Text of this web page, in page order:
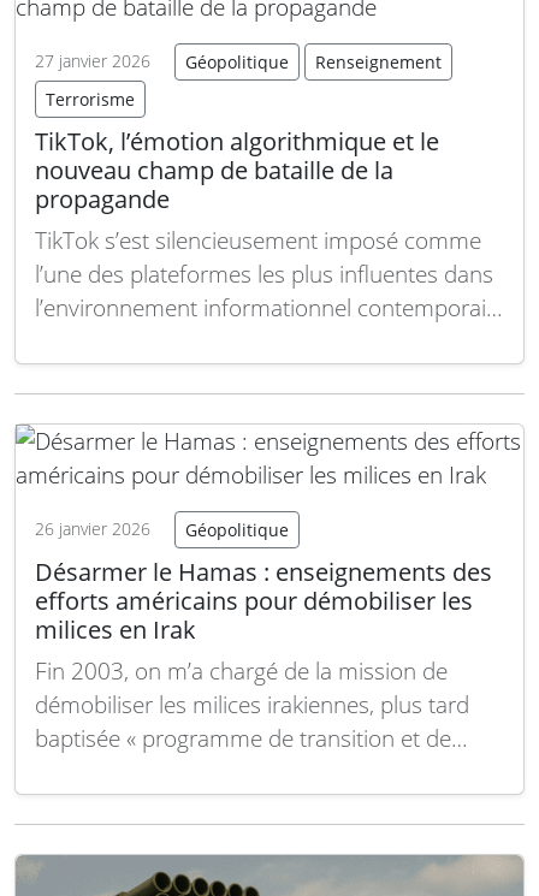
27 janvier 2026 Géopolitique
Renseignement
Terrorisme
TikTok, l’émotion algorithmique et le
nouveau champ de bataille de la
propagande
TikTok s’est silencieusement imposé comme
l’une des plateformes les plus influentes dans
l’environnement informationnel contemporain,
particulière, mais en privilégiant
Plus qu’un simple espace de divertissement
ou de tendances culturelles, TikTok fonctionne
comme un environnement algorithmique qui
renforce les réponses affectives par…
suite
26 janvier 2026 Géopolitique
Désarmer le Hamas : enseignements des
efforts américains pour démobiliser les
milices en Irak
Fin 2003, on m’a chargé de la mission de
démobiliser les milices irakiennes, plus tard
baptisée « programme de transition et de
lancement de ce programme, les efforts pour
des voies que personne ne désirait. La tâche